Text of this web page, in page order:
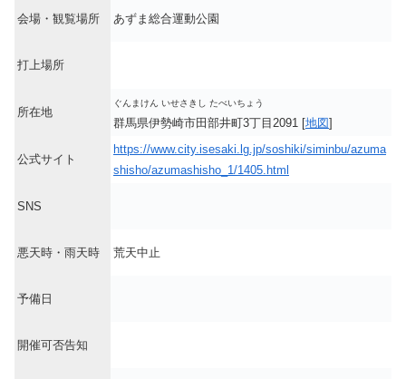
会場・観覧場所 あずま総合運動公園
打上場所
所在地
ぐんまけん いせさきし たべいちょう
群馬県伊勢崎市田部井町3丁目2091 [地図]
公式サイト
https://www.city.isesaki.lg.jp/soshiki/siminbu/azuma
shisho/azumashisho_1/1405.html
SNS
悪天時・雨天時 荒天中止
予備日
開催可否告知